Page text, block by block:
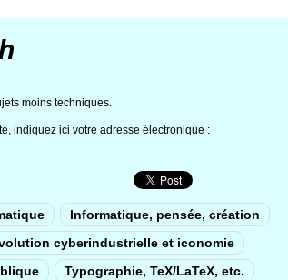
moins techniques.
indiquez ici votre adresse électronique :
Informatique, pensée, création
cyberindustrielle et iconomie
Typographie, TeX/LaTeX, etc.